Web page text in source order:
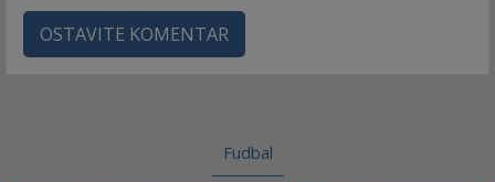
OSTAVITE KOMENTAR
Fudbal